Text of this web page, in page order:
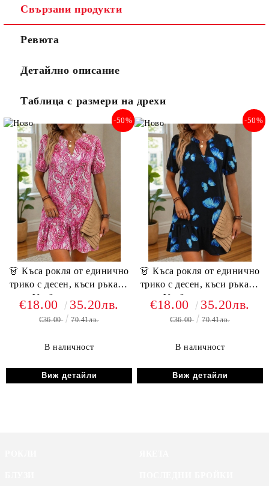
Свързани продукти
Ревюта
Детайлно описание
Таблица с размери на дрехи
👗 Къса рокля от единично
трико с десен, къси ръкави
и V-образно деколте
J87268 розов
-50%
€18.00 35.20лв.
€36.00 70.41лв.
В наличност
Виж детайли
👗 Къса рокля от единично
трико с десен, къси ръкави
и V-образно деколте
J87268 син
-50%
€18.00 35.20лв.
€36.00 70.41лв.
В наличност
Виж детайли